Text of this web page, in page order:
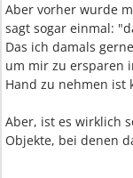
Aber vorher wurde
sagt sogar einmal:
Das ich damals
um mir zu ersparen
Hand zu nehmen ist
Aber, ist es wirklich
Objekte, bei denen